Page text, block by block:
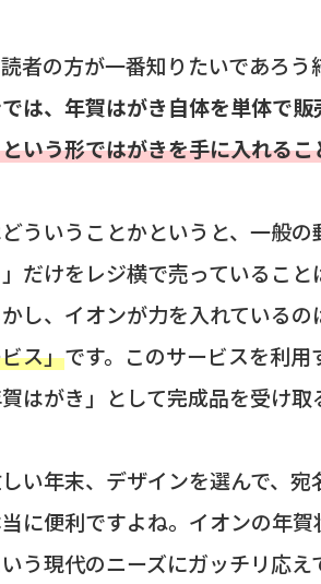
者の方が一番知りたいであろう
は、年賀はがき自体を単体で販
いう形ではがきを手に入れる
ういうことかというと、一般
だけをレジ横で売っているこ
し、イオンが力を入れているの
ス」です。このサービスを利
はがき」として完成品を受け取
い年末、デザインを選んで、
に便利ですよね。イオンの年
う現代のニーズにガッチリ応え